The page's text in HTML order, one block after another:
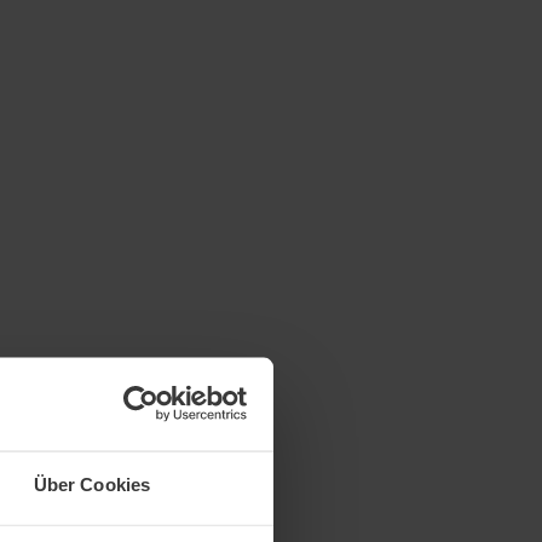
Über Cookies